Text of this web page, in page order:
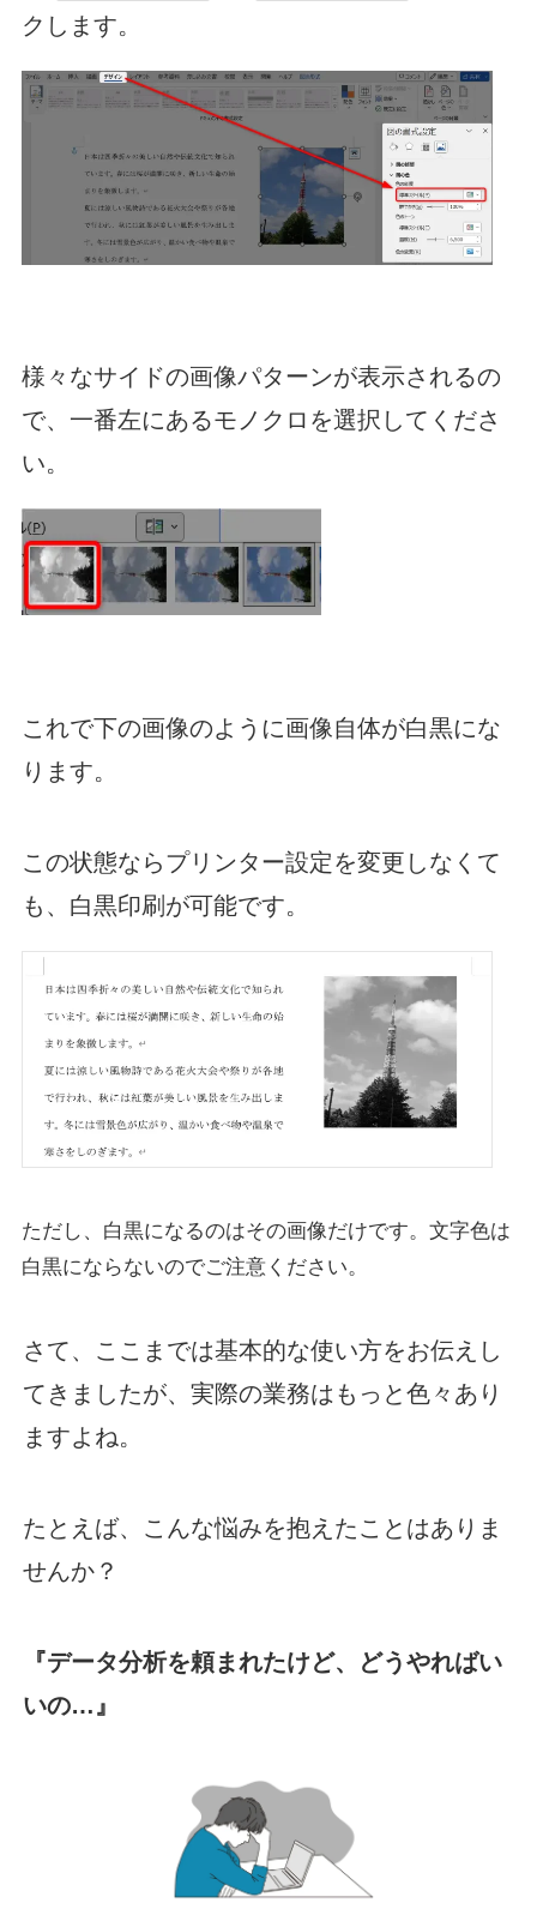
クします。
様々なサイドの画像パターンが表示されるの
で、一番左にあるモノクロを選択してくださ
い。
これで下の画像のように画像自体が白黒にな
ります。
この状態ならプリンター設定を変更しなくて
も、白黒印刷が可能です。
ただし、白黒になるのはその画像だけです。文字色は
白黒にならないのでご注意ください。
さて、ここまでは基本的な使い方をお伝えし
てきましたが、実際の業務はもっと色々あり
ますよね。
たとえば、こんな悩みを抱えたことはありま
せんか？
『データ分析を頼まれたけど、どうやればい
いの…』